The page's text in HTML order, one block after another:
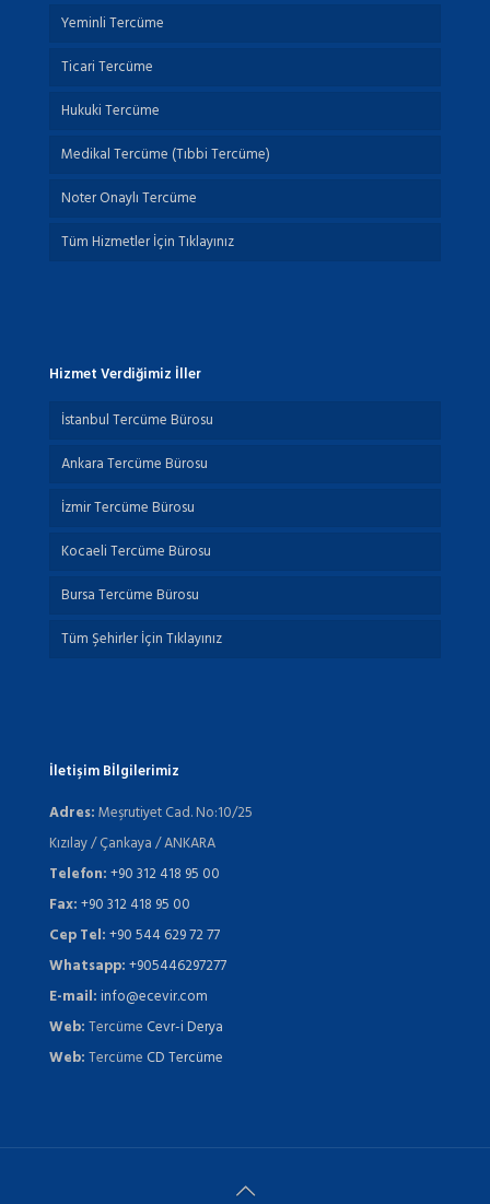
Yeminli Tercüme
Ticari Tercüme
Hukuki Tercüme
Medikal Tercüme (Tıbbi Tercüme)
Noter Onaylı Tercüme
Tüm Hizmetler İçin Tıklayınız
Hizmet Verdiğimiz İller
İstanbul Tercüme Bürosu
Ankara Tercüme Bürosu
İzmir Tercüme Bürosu
Kocaeli Tercüme Bürosu
Bursa Tercüme Bürosu
Tüm Şehirler İçin Tıklayınız
İletişim Bİlgilerimiz
Adres:Meşrutiyet Cad. No:10/25
Kızılay / Çankaya / ANKARA
Telefon:+90 312 418 95 00
Fax:+90 312 418 95 00
Cep Tel:+90 544 629 72 77
Whatsapp:+905446297277
E-mail:info@ecevir.com
Web:Tercüme Cevr-i Derya
Web:Tercüme CD Tercüme